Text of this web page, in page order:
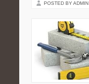
POSTED BY ADMIN